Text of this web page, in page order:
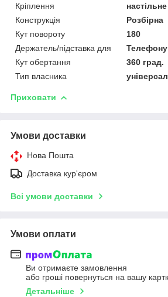
Кріплення
настільне
Конструкція
Розбірна
Кут повороту
180
Держатель/підставка для
Телефону
Кут обертання
360 град.
Тип власника
Приховати
Умови доставки
Нова Пошта
Доставка кур'єром
Всі умови доставки
Умови оплати
Ви отримаєте замовлення
або гроші повернуться на вашу
Детальніше